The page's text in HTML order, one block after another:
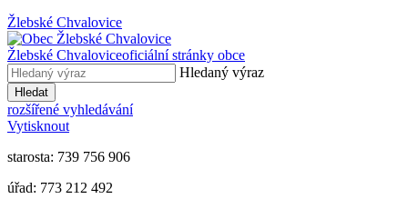
Žlebské Chvalovice
Žlebské Chvaloviceoficiální stránky obce
Hledaný výraz
Hledat
rozšířené vyhledávání
Vytisknout
starosta: 739 756 906
úřad: 773 212 492